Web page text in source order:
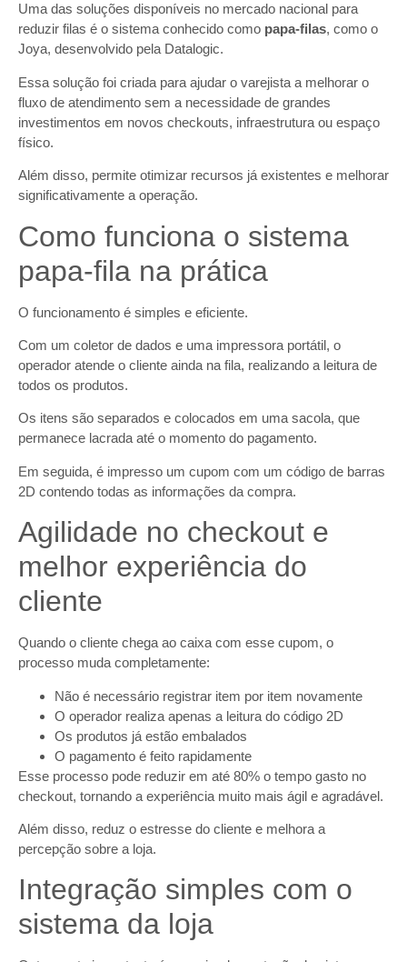
Uma das soluções disponíveis no mercado nacional para
reduzir filas é o sistema conhecido como papa-filas, como o
Joya, desenvolvido pela Datalogic.
Essa solução foi criada para ajudar o varejista a melhorar o
fluxo de atendimento sem a necessidade de grandes
investimentos em novos checkouts, infraestrutura ou espaço
físico.
Além disso, permite otimizar recursos já existentes e melhorar
significativamente a operação.
Como funciona o sistema
papa-fila na prática
O funcionamento é simples e eficiente.
Com um coletor de dados e uma impressora portátil, o
operador atende o cliente ainda na fila, realizando a leitura de
todos os produtos.
Os itens são separados e colocados em uma sacola, que
permanece lacrada até o momento do pagamento.
Em seguida, é impresso um cupom com um código de barras
2D contendo todas as informações da compra.
Agilidade no checkout e
melhor experiência do
cliente
Quando o cliente chega ao caixa com esse cupom, o
processo muda completamente:
Não é necessário registrar item por item novamente
O operador realiza apenas a leitura do código 2D
Os produtos já estão embalados
O pagamento é feito rapidamente
Esse processo pode reduzir em até 80% o tempo gasto no
checkout, tornando a experiência muito mais ágil e agradável.
Além disso, reduz o estresse do cliente e melhora a
percepção sobre a loja.
Integração simples com o
sistema da loja